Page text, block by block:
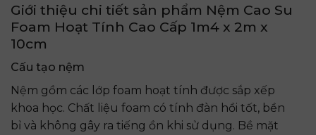
Giới thiệu chi tiết sản phẩm Nệm Cao Su
Foam Hoạt Tính Cao Cấp 1m4 x 2m x
10cm
Cấu tạo nệm
Nệm gồm các lớp foam hoạt tính được sắp xếp
khoa học. Chất liệu foam có tính đàn hồi tốt, bền
bỉ và không gây ra tiếng ồn khi sử dụng. Bề mặt